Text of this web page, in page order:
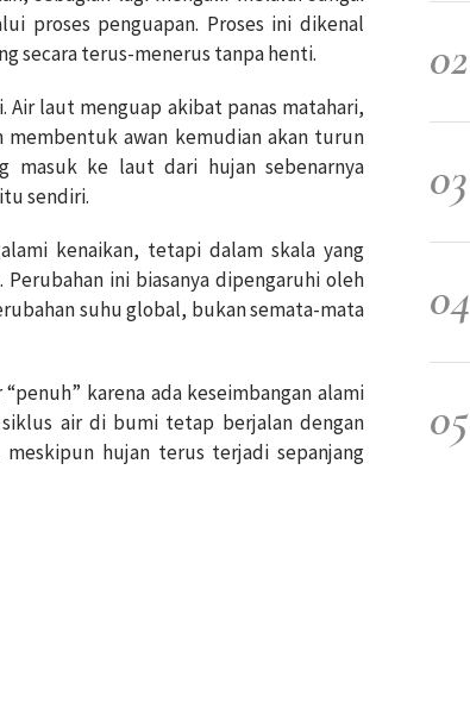
proses penguapan. Proses ini dikenal
secara terus-menerus tanpa henti.
laut menguap akibat panas matahari,
awan kemudian akan turun
masuk ke laut dari hujan sebenarnya
sendiri.
kenaikan, tetapi dalam skala yang
ini biasanya dipengaruhi oleh
suhu global, bukan semata-mata
karena ada keseimbangan alami
air di bumi tetap berjalan dengan
hujan terus terjadi sepanjang
02
03
04
05